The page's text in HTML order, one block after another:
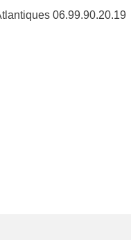
06.99.90.20.19